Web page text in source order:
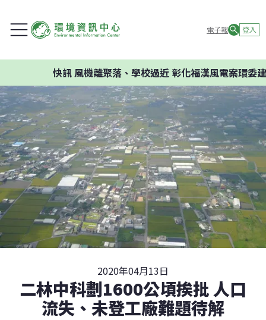
電子報 登入
風機離聚落、學校過近 彰化福漢風電案環委建議不應
2020年04月13日
二林中科劃1600公頃挨批 人口
流失、未登工廠難題待解